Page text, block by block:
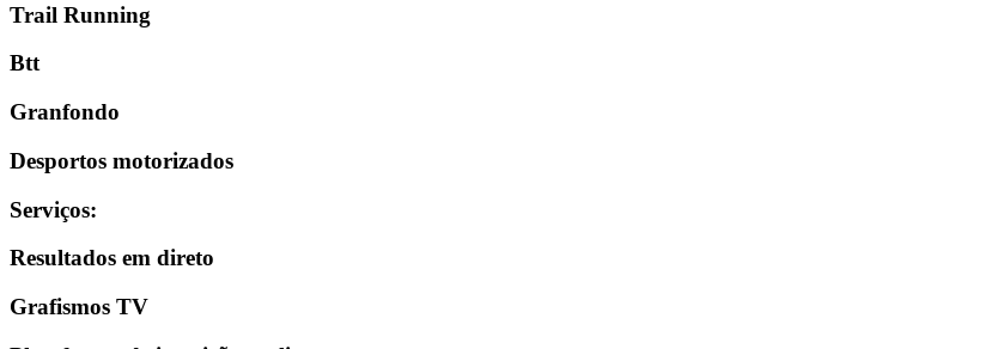
Trail Running
Btt
Granfondo
Desportos motorizados
Serviços:
Resultados em direto
Grafismos TV